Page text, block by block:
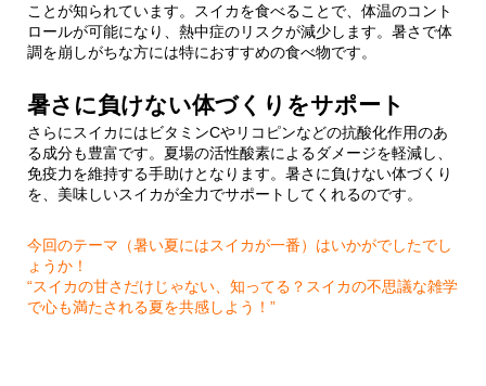
ことが知られています。スイカを食べることで、体温のコント
ロールが可能になり、熱中症のリスクが減少します。暑さで体
調を崩しがちな方には特におすすめの食べ物です。
暑さに負けない体づくりをサポート
さらにスイカにはビタミンCやリコピンなどの抗酸化作用のあ
る成分も豊富です。夏場の活性酸素によるダメージを軽減し、
免疫力を維持する手助けとなります。暑さに負けない体づくり
を、美味しいスイカが全力でサポートしてくれるのです。
今回のテーマ（暑い夏にはスイカが一番）はいかがでしたでし
ょうか！
“スイカの甘さだけじゃない、知ってる？スイカの不思議な雑学
で心も満たされる夏を共感しよう！”